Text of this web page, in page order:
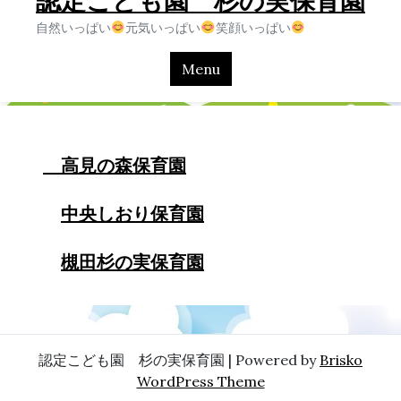
自然いっぱい 元気いっぱい 笑顔いっぱい
Menu
高見の森保育園
中央しおり保育園
槻田杉の実保育園
認定こども園 杉の実保育園 | Powered by Brisko
WordPress Theme